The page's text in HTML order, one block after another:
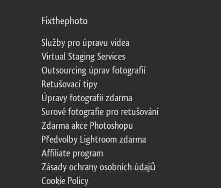
Fixthephoto
Služby pro úpravu videa
Virtual Staging Services
Outsourcing úprav fotografií
Retušovací tipy
Úpravy fotografií zdarma
Surové fotografie pro retušování
Zdarma akce Photoshopu
Předvolby Lightroom zdarma
Affiliate program
Zásady ochrany osobních údajů
Cookie Policy